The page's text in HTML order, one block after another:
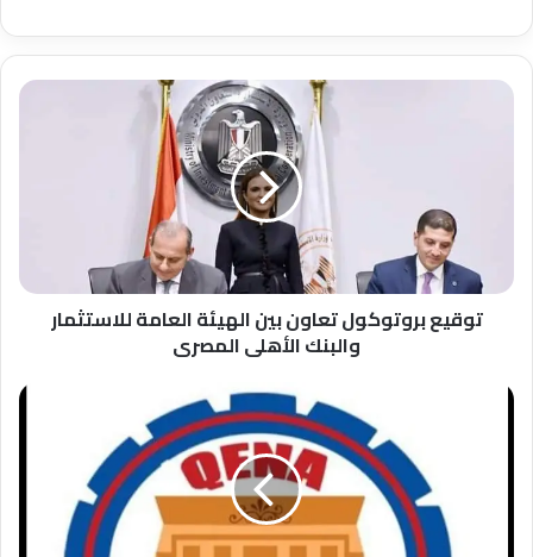
توقيع
للاستثمار
الأهلى
المصرىتوقيع بروتوكول تعاون بين الهيئة العامة للاستثمار
والبنك الأهلى المصرى
تجريع